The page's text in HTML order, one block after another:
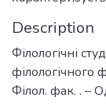
Description
Філологічні
філологічного
Філол. фак. . –